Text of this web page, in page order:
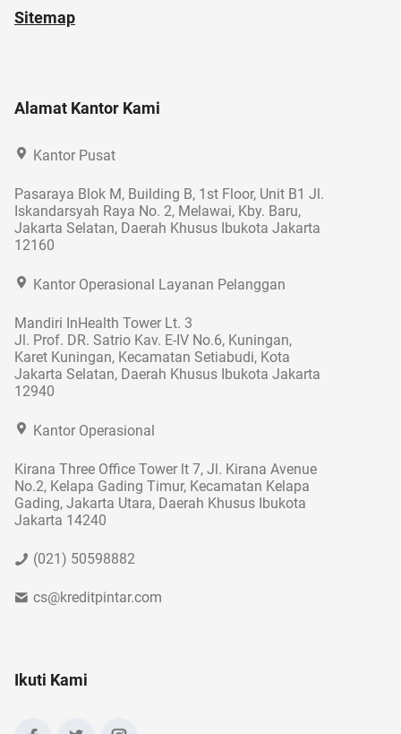
Sitemap
Alamat Kantor Kami
Kantor Pusat
Pasaraya Blok M, Building B, 1st Floor, Unit B1 Jl.
Iskandarsyah Raya No. 2, Melawai, Kby. Baru,
Jakarta Selatan, Daerah Khusus Ibukota Jakarta
12160
Kantor Operasional Layanan Pelanggan
Mandiri InHealth Tower Lt. 3
Jl. Prof. DR. Satrio Kav. E-IV No.6, Kuningan,
Karet Kuningan, Kecamatan Setiabudi, Kota
Jakarta Selatan, Daerah Khusus Ibukota Jakarta
12940
Kantor Operasional
Kirana Three Office Tower lt 7, Jl. Kirana Avenue
No.2, Kelapa Gading Timur, Kecamatan Kelapa
Gading, Jakarta Utara, Daerah Khusus Ibukota
Jakarta 14240
(021) 50598882
cs@kreditpintar.com
Ikuti Kami